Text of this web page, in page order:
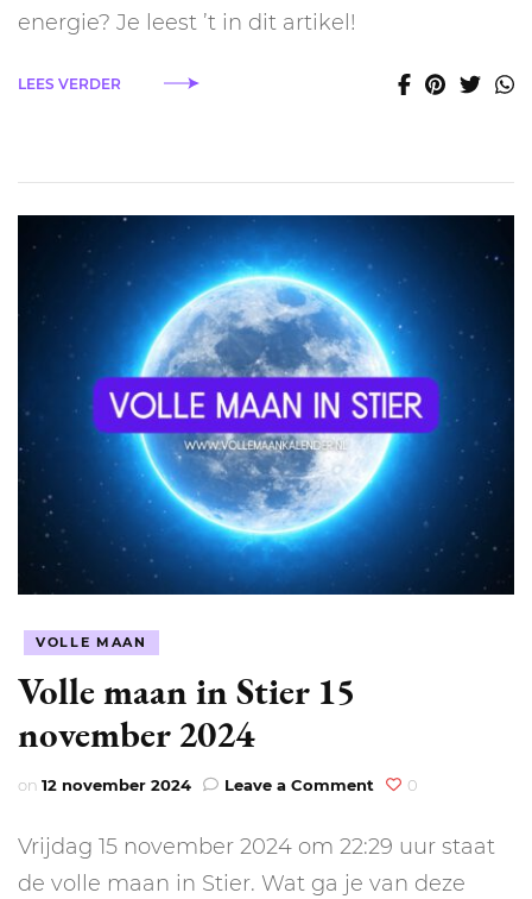
2024
energie? Je leest ’t in dit artikel!
LEES VERDER
VOLLE MAAN
Volle maan in Stier 15
november 2024
on 12 november 2024 Leave a Comment on
in
Stier
0
Vrijdag 15 november 2024 om 22:29 uur staat
de volle maan in Stier. Wat ga je van deze